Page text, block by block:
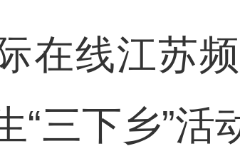
线江苏频
“三下乡”